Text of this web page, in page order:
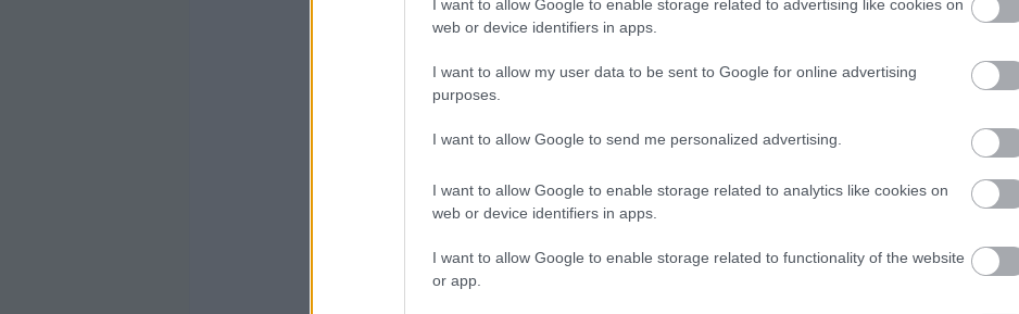
I want to allow Google to enable storage related to advertising like cookies on
web or device identifiers in apps.
I want to allow my user data to be sent to Google for online advertising
purposes.
I want to allow Google to send me personalized advertising.
I want to allow Google to enable storage related to analytics like cookies on
web or device identifiers in apps.
I want to allow Google to enable storage related to functionality of the website
or app.
Elvtársak, itt a vége! - Piréz szolidaritásom
Frissítés: odatűztem én is a magam gúnycéduláját. Lásd: Elvtársak, itt
a vége Sajnos nem hiszem, hogy már itt lenne a vége, tevőleges
szolidaritással mégis csatlakozom - ezúton is - a Szolidaritás
mozgalom villámcsődületéhez, amelyet a Facebookon hirdettek meg a
címben és a plakáton olvasható…
tovább »